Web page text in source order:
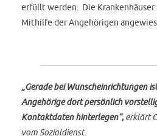
erfüllt werden. Die Krankenhäuser
Mithilfe der Angehörigen
„Gerade bei Wunscheinrichtungen
Angehörige dort persönlich
Kontaktdaten hinterlegen“,erklärt
vom Sozialdienst.